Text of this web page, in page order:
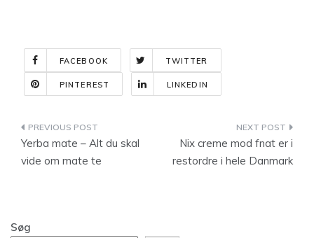
FACEBOOK TWITTER
PINTEREST LINKEDIN
Indlægsnavigation
Yerba mate – Alt du skal
vide om mate te
Nix creme mod fnat er i
restordre i hele Danmark
Søg